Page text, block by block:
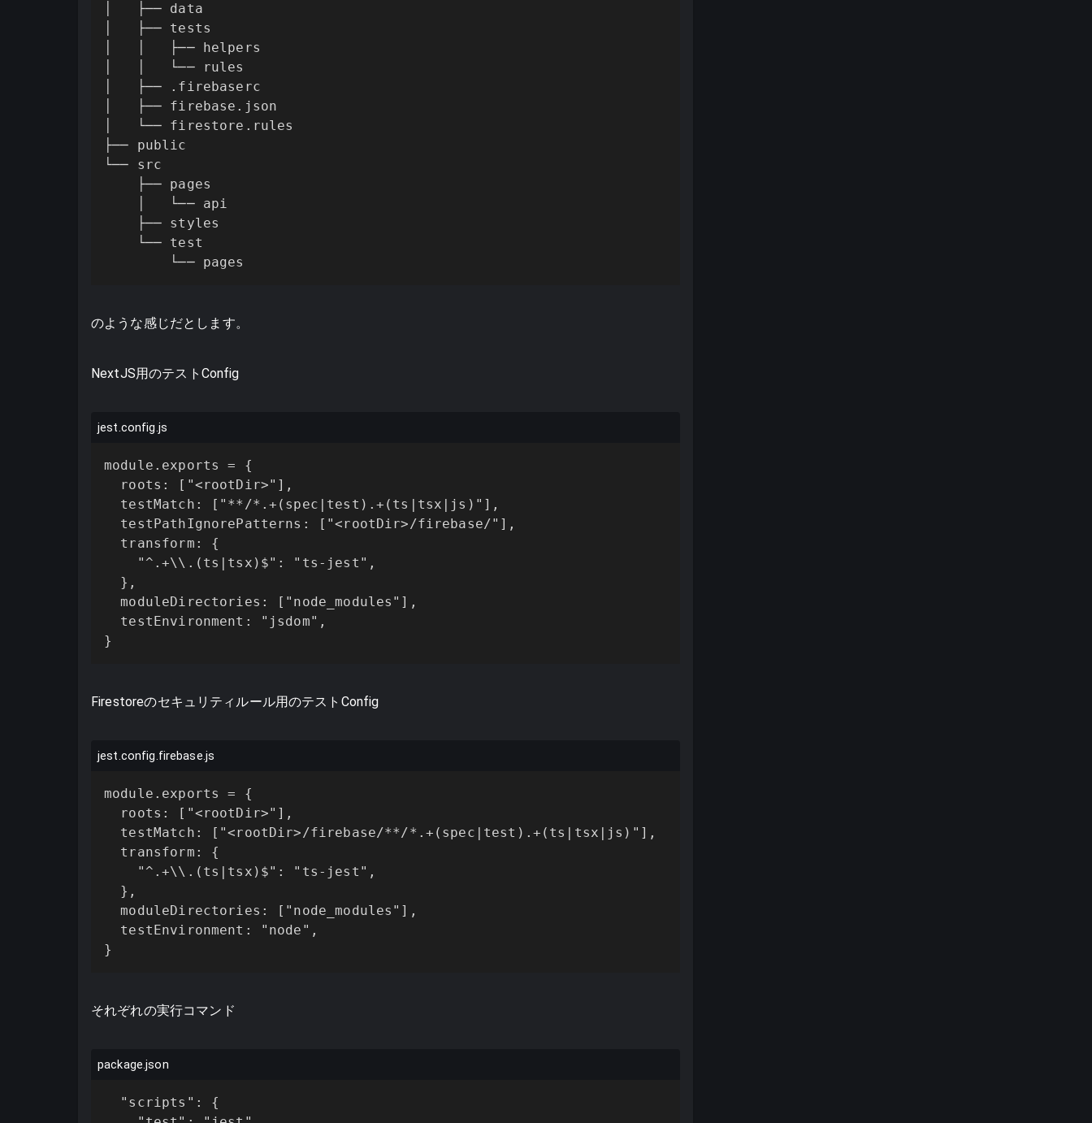
│   ├── data
│   ├── tests
│   │   ├── helpers
│   │   └── rules
│   ├── .firebaserc
│   ├── firebase.json
│   └── firestore.rules
├── public
└── src
    ├── pages
    │   └── api
    ├── styles
    └── test
        └── pages
のような感じだとします。
NextJS用のテストConfig
jest.config.js
module.exports = {
  roots: ["<rootDir>"],
  testMatch: ["**/*.+(spec|test).+(ts|tsx|js)"],
  testPathIgnorePatterns: ["<rootDir>/firebase/"],
  transform: {
    "^.+\\.(ts|tsx)$": "ts-jest",
  },
  moduleDirectories: ["node_modules"],
  testEnvironment: "jsdom",
}
Firestoreのセキュリティルール用のテストConfig
jest.config.firebase.js
module.exports = {
  roots: ["<rootDir>"],
  testMatch: ["<rootDir>/firebase/**/*.+(spec|test).+(ts|tsx|js)"],
  transform: {
    "^.+\\.(ts|tsx)$": "ts-jest",
  },
  moduleDirectories: ["node_modules"],
  testEnvironment: "node",
}
それぞれの実行コマンド
package.json
  "scripts": {